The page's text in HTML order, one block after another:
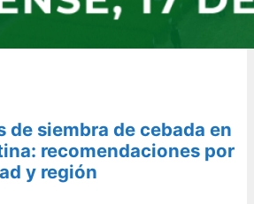
de siembra de cebada en
recomendaciones por
y región